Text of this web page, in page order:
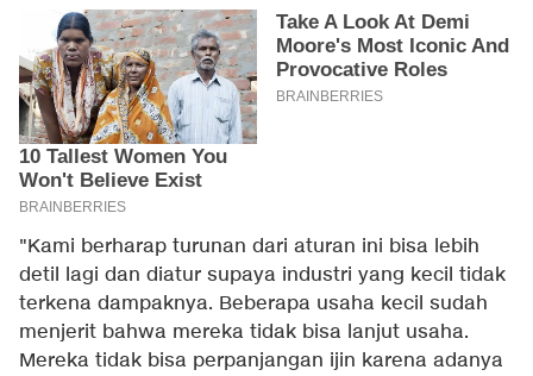
"Kami berharap turunan dari aturan ini bisa lebih
detil lagi dan diatur supaya industri yang kecil tidak
terkena dampaknya. Beberapa usaha kecil sudah
menjerit bahwa mereka tidak bisa lanjut usaha.
Mereka tidak bisa perpanjangan ijin karena adanya